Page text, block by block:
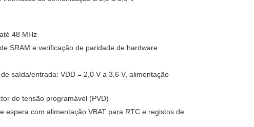
48 MHz
SRAM e verificação de paridade de hardware
saída/entrada: VDD = 2,0 V a 3,6 V, alimentação
de tensão programável (PVD)
com alimentação VBAT para RTC e registos de